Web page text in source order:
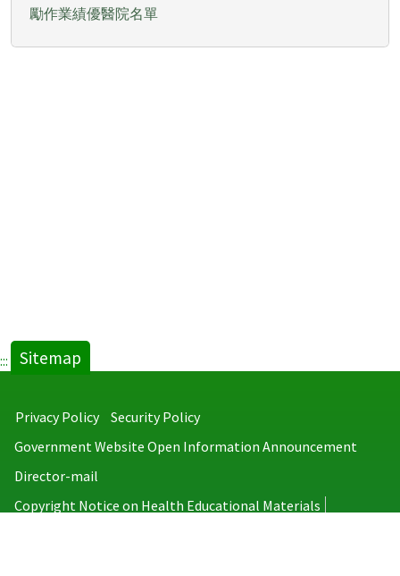
勵作業績優醫院名單
::: Sitemap
Privacy Policy
Security Policy
Government Website Open Information Announcement
Director-mail
Copyright Notice on Health Educational Materials